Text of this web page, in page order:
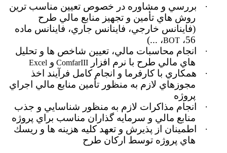
·
بررسي و مشاوره در خصوص تعيين مناسب ترين
روش هاي تأمين و تجهيز منابع مالي طرح
(فاينانس خارجي، فاينانس جاري، فاينانس ماده
56،
BOT، ...)
·
انجام محاسبات مالي، تعيين شاخص ها و تحليل
هاي مالي طرح با نرم افزارComfarIII و Excel
·
همكاري با كارفرما و انجام كامل فرآيند اخذ
مجوزهاي لازم به منظور تأمين منابع مالي اجراي
پروژه
·
انجام مذاكرات لازم به منظور شناسايي و جذب
منابع مالي و سرمايه گذاران مناسب براي پروژه
·
اطمينان از پذيرش و تعهد كليه هزينه ها و ريسك
هاي پروژه توسط اركان طرح